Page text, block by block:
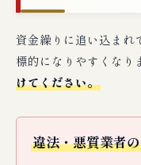
資金繰りに追い込まれ
標的になりやすくなり
けてください。
違法・悪質業者